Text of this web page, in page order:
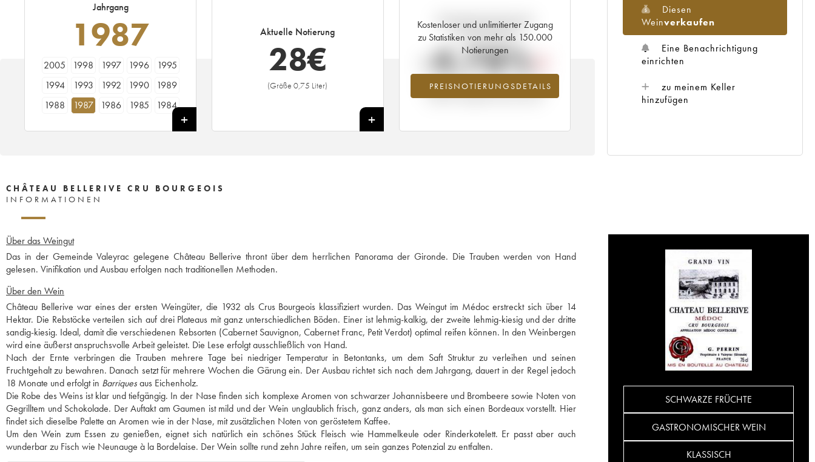
Jahrgang
1987
2005 1998 1997 1996
1995
1994
1993 1992 1990
1989
1988
1987 1986 1985
1984
Aktuelle Notierung
28€
(Größe 0,75 Liter)
+
Kostenloser und unlimitierter Zugang
zu Statistiken von mehr als 150.000
Notierungen
PREISNOTIERUNGSDETAILS
Aktuelle Entwicklung der
Preisnotierung
-4.78%
Preisabfall des Jahrgangs 1987 im Jahr
2026 im Vergleich zum Jahr 2025
Diesen
Weinverkaufen
Eine Benachrichtigung
einrichten
zu meinem Keller
hinzufügen
CHÂTEAU BELLERIVE CRU BOURGEOIS
INFORMATIONEN
Über das Weingut
Das in der Gemeinde Valeyrac gelegene Château Bellerive thront über dem herrlichen Panorama der Gironde. Die Trauben werden von Hand
gelesen. Vinifikation und Ausbau erfolgen nach traditionellen Methoden.
Über den Wein
Château Bellerive war eines der ersten Weingüter, die 1932 als Crus Bourgeois klassifiziert wurden. Das Weingut im Médoc erstreckt sich über 14
Hektar. Die Rebstöcke verteilen sich auf drei Plateaus mit ganz unterschiedlichen Böden. Einer ist lehmig-kalkig, der zweite lehmig-kiesig und der dritte
sandig-kiesig. Ideal, damit die verschiedenen Rebsorten (Cabernet Sauvignon, Cabernet Franc, Petit Verdot) optimal reifen können. In den Weinbergen
wird eine äußerst anspruchsvolle Arbeit geleistet. Die Lese erfolgt ausschließlich von Hand.
Nach der Ernte verbringen die Trauben mehrere Tage bei niedriger Temperatur in Betontanks, um dem Saft Struktur zu verleihen und seinen
Fruchtgehalt zu bewahren. Danach setzt für mehrere Wochen die Gärung ein. Der Ausbau richtet sich nach dem Jahrgang, dauert in der Regel jedoch
18 Monate und erfolgt in Barriquesaus Eichenholz.
Die Robe des Weins ist klar und tiefgängig. In der Nase finden sich komplexe Aromen von schwarzer Johannisbeere und Brombeere sowie Noten von
Gegrilltem und Schokolade. Der Auftakt am Gaumen ist mild und der Wein unglaublich frisch, ganz anders, als man sich einen Bordeaux vorstellt. Hier
findet sich dieselbe Palette an Aromen wie in der Nase, mit zusätzlichen Noten von geröstetem Kaffee.
Um den Wein zum Essen zu genießen, eignet sich natürlich ein schönes Stück Fleisch wie Hammelkeule oder Rinderkotelett. Er passt aber auch
wunderbar zu Fisch wie Neunauge à la Bordelaise. Der Wein sollte rund zehn Jahre reifen, um sein ganzes Potenzial zu entfalten.
SCHWARZE FRÜCHTE
GASTRONOMISCHER WEIN
KLASSISCH